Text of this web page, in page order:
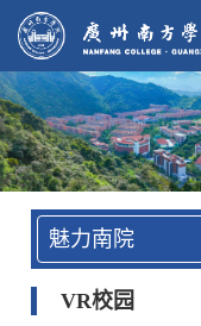
魅力南院
VR校园